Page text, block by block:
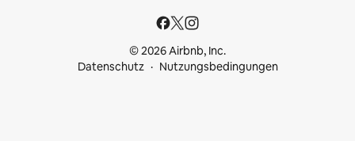
© 2026 Airbnb, Inc.
Datenschutz
Nutzungsbedingungen